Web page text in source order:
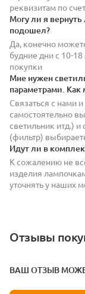
реквизитам по
Могу ли я
подошел?
Да, конечно
будние дни с 10-
покупки
Мне нужен
параметрами. Как
Связаться с нами
самостоятельно
светильник итд.) и
(фильтр)
Идут ли в
К сожалению не
изделия
уточнять у наших
Отзывы
ВАШ ОТЗЫВ